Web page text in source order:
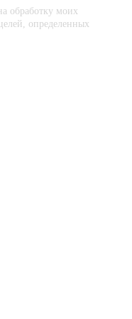
обработку моих
определенных